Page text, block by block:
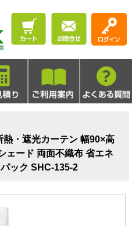
熱・遮光カーテン 幅90×高
ェード 両面不織布 省エネ
ック SHC-135-2